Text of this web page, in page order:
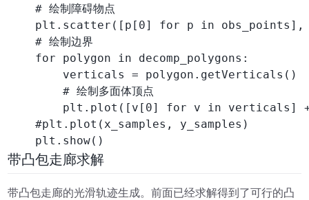
    # 绘制障碍物点
plt.scatter([p[0] for p in
    # 绘制边界
    for polygon in decomp_polygons:
        verticals = polygon.getVerticals()
        # 绘制多面体顶点
plt.plot([v[0] for v in verticals]
    #plt.plot(x_samples, y_samples)
    plt.show()
带凸包走廊求解
带凸包走廊的光滑轨迹生成。前面已经求解得到了可行的凸